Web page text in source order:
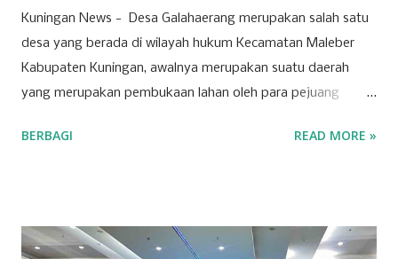
Kuningan News - Desa Galahaerang merupakan salah satu
desa yang berada di wilayah hukum Kecamatan Maleber
Kabupaten Kuningan, awalnya merupakan suatu daerah
yang merupakan pembukaan lahan oleh para pejuang
(Galaherang). Mereka mendirikan sebuah tempat
Arsanata. Kedua orang inilah yang menjadi sosok dalam
BERBAGI READ MORE »